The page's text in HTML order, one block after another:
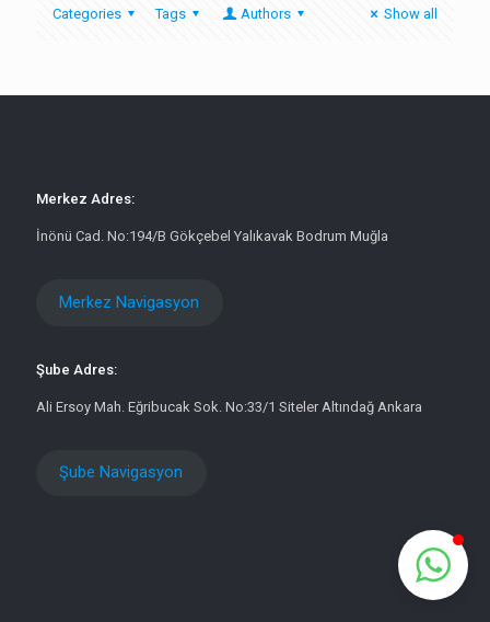
Categories Tags Authors Show all
Merkez Adres:
İnönü Cad. No:194/B Gökçebel Yalıkavak Bodrum Muğla
Merkez Navigasyon
Şube Adres:
Ali Ersoy Mah. Eğribucak Sok. No:33/1 Siteler Altındağ Ankara
Şube Navigasyon